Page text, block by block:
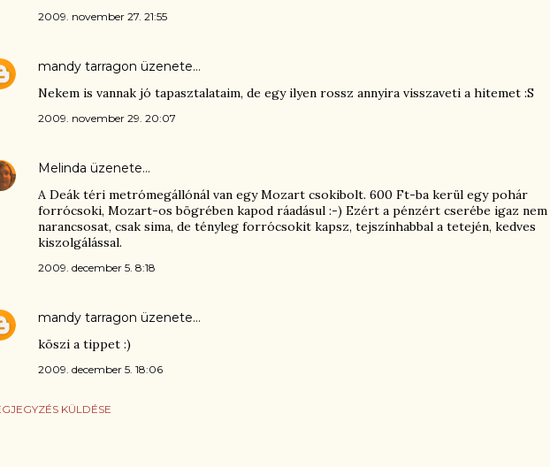
2009. november 27. 21:55
mandy tarragon üzenete…
Nekem is vannak jó tapasztalataim, de egy ilyen rossz annyira visszaveti a hitemet :S
2009. november 29. 20:07
Melinda üzenete…
A Deák téri metrómegállónál van egy Mozart csokibolt. 600 Ft-ba kerül egy pohár
forrócsoki, Mozart-os bögrében kapod ráadásul :-) Ezért a pénzért cserébe igaz nem
narancsosat, csak sima, de tényleg forrócsokit kapsz, tejszínhabbal a tetején, kedves
kiszolgálással.
2009. december 5. 8:18
mandy tarragon üzenete…
köszi a tippet :)
2009. december 5. 18:06
KÜLDÉSE